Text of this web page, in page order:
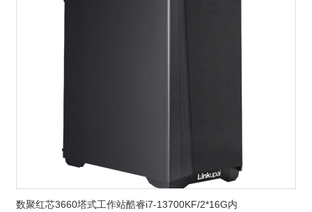
数聚红芯3660塔式工作站酷睿i7-13700KF/2*16G内